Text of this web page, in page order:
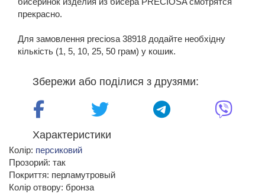
прекрасно.
Для замовлення preciosa 38918 додайте необхідну
кількість (1, 5, 10, 25, 50 грам) у кошик.
Збережи або поділися з друзями:
Характеристики
Колір: персиковий
Прозорий: так
Покриття: перламутровый
Колір отвору: бронза